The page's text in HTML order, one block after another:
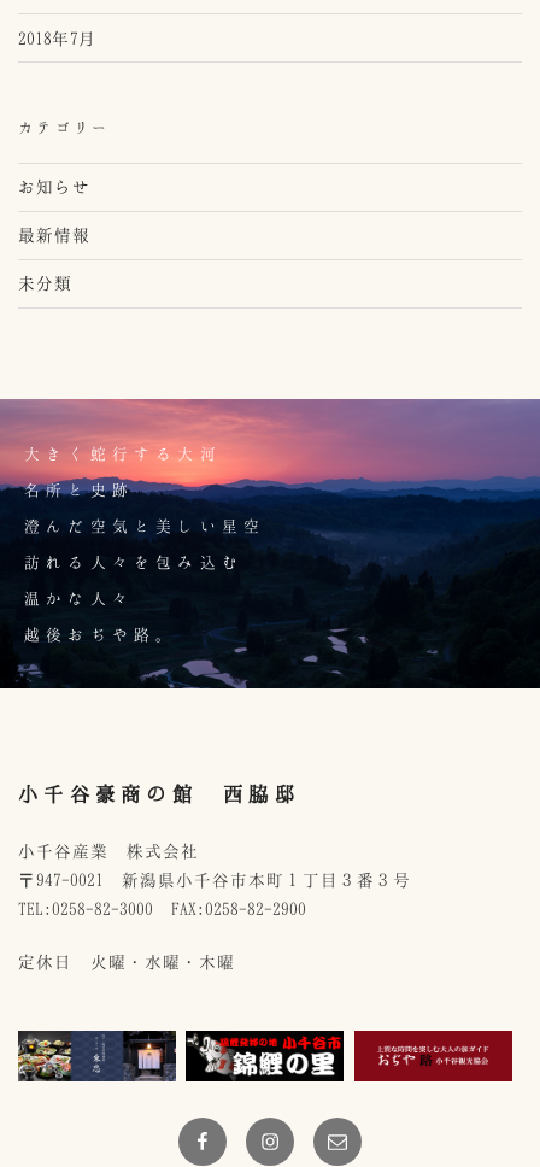
2018年7月
カテゴリー
お知らせ
最新情報
未分類
大きく蛇行する大河
名所と史跡
澄んだ空気と美しい星空
訪れる人々を包み込む
温かな人々
越後おぢや路。
小千谷豪商の館 西脇邸
小千谷産業 株式会社
〒947-0021 新潟県小千谷市本町１丁目３番３号
TEL:0258-82-3000 FAX:0258-82-2900
定休日 火曜・水曜・木曜
Facebook Instagramメ